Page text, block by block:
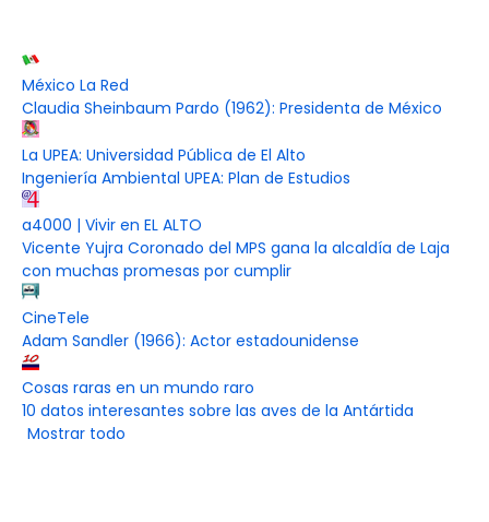
México La Red
Claudia Sheinbaum Pardo (1962): Presidenta de México
La UPEA: Universidad Pública de El Alto
Ingeniería Ambiental UPEA: Plan de Estudios
a4000 | Vivir en EL ALTO
Vicente Yujra Coronado del MPS gana la alcaldía de Laja
con muchas promesas por cumplir
CineTele
Adam Sandler (1966): Actor estadounidense
Cosas raras en un mundo raro
10 datos interesantes sobre las aves de la Antártida
Mostrar todo